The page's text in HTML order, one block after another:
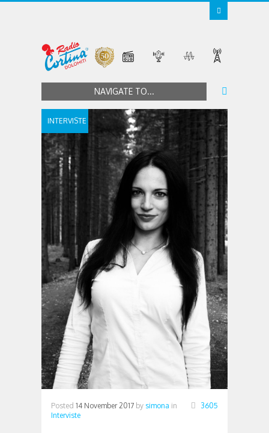
NAVIGATE TO...
INTERVISTE
Posted 14 November 2017 by simona in
Interviste
3605